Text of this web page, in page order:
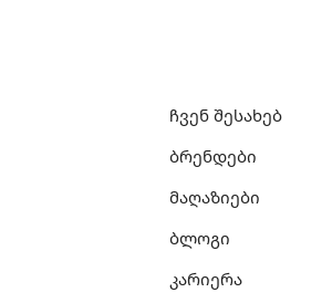
ჩვენ შესახებ
ბრენდები
მაღაზიები
ბლოგი
კარიერა